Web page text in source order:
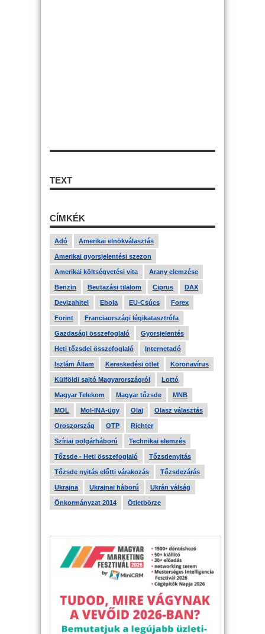
TEXT
CÍMKÉK
Adó Amerikai elnökválasztás
Amerikai gyorsjelentési szezon
Amerikai költségvetési vita Arany elemzése
Benzin Beutazási tilalom Ciprus DAX
Devizahitel Ebola EU-Csúcs Forex
Forint Franciaországi légikatasztrófa
Gazdasági összefoglaló Gyorsjelentés
Heti tőzsdei összefoglaló Internetadó
Iszlám Állam Kereskedési ötlet Koronavírus
Külföldi sajtó Magyarországról Lottó
Magyar Telekom Magyar tőzsde MNB
MOL Mol-INA-ügy Olaj Olasz választás
Oroszország OTP Richter
Szíriai polgárháború Technikai elemzés
Tőzsde - Heti összefoglaló Tőzsdenyitás
Tőzsde nyitás előtti várakozás Tőzsdezárás
Ukrajna Ukrajnai háború Ukrán válság
Önkormányzat 2014 Ötletbörze